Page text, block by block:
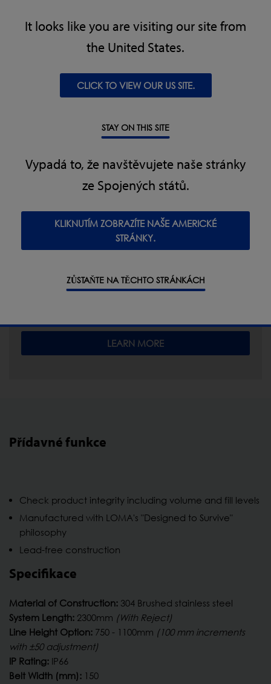
It looks like you are visiting our site from
the United States.
CLICK TO VIEW OUR US SITE.
STAY ON THIS SITE
Vypadá to, že navštěvujete naše stránky
ze Spojených států.
KLIKNUTÍM ZOBRAZÍTE NAŠE AMERICKÉ
STRÁNKY.
ZŮSTAŇTE NA TĚCHTO STRÁNKÁCH
X5 SideShoot Datasheet
STÁHNOUT
X-ray inspection FAQ's
compares to metal detection and what it can do
LEARN MORE
Přídavné funkce
Check product integrity including volume and fill levels
Manufactured with LOMA's "Designed to Survive"
philosophy
Lead-free construction
Specifikace
Material of Construction: 304 Brushed stainless steel
System Length: 2300mm (With Reject)
Line Height Option: 750 - 1100mm (100 mm increments
with ±50 adjustment)
IP Rating: IP66
Belt Width (mm): 150